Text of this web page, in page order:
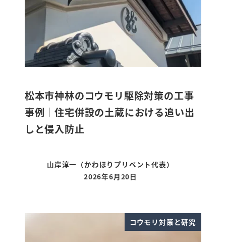
松本市神林のコウモリ駆除対策の工事
事例｜住宅併設の土蔵における追い出
しと侵入防止
山岸淳一（かわほりプリベント代表）
更新日
2026年6月20日
コウモリ対策と研究